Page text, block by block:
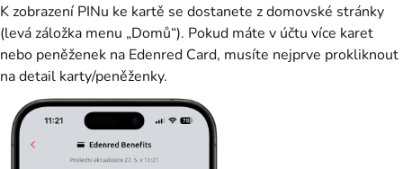
K zobrazení PINu ke kartě se dostanete z domovské stránky
(levá záložka menu „Domů“). Pokud máte v účtu více karet
nebo peněženek na Edenred Card, musíte nejprve prokliknout
na detail karty/peněženky.